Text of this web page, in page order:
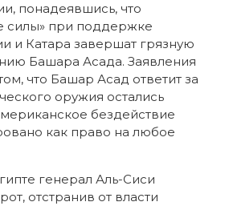
понадеявшись, что
силы» при поддержке
и Катара завершат грязную
Башара Асада. Заявления
что Башар Асад ответит за
оружия остались
бездействие
как право на любое
генерал Аль-Сиси
отстранив от власти